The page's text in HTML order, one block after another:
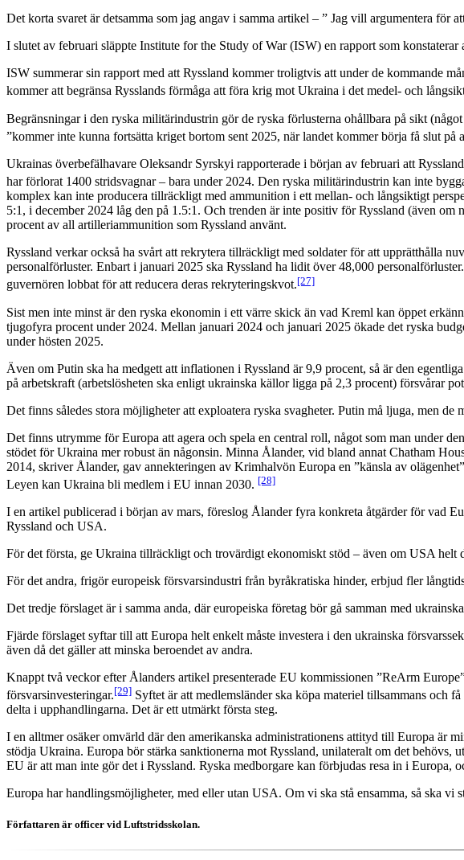
Det korta svaret är detsamma som jag angav i samma artikel – ” Jag vill argumentera
I slutet av februari släppte Institute for the Study of War (ISW) en rapport som
ISW summerar sin rapport med att Ryssland kommer troligtvis att under de kommande
kommer att begränsa Rysslands förmåga att föra krig mot Ukraina i det medel- och
Begränsningar i den ryska militärindustrin gör de ryska förlusterna ohållbara på sikt
”kommer inte kunna fortsätta kriget bortom sent 2025, när landet kommer börja få slut på
Ukrainas överbefälhavare Oleksandr Syrskyi rapporterade i början av februari att
har förlorat 1400 stridsvagnar – bara under 2024. Den ryska militärindustrin kan inte
komplex kan inte producera tillräckligt med ammunition i ett mellan- och långsiktigt
5:1, i december 2024 låg den på 1.5:1. Och trenden är inte positiv för Ryssland (även
procent av all artilleriammunition som Ryssland använt.
Ryssland verkar också ha svårt att rekrytera tillräckligt med soldater för att upprätthålla
personalförluster. Enbart i januari 2025 ska Ryssland ha lidit över 48,000
guvernören lobbat för att reducera deras rekryteringskvot.[27]
Sist men inte minst är den ryska ekonomin i ett värre skick än vad Kreml kan öppet
tjugofyra procent under 2024. Mellan januari 2024 och januari 2025 ökade det ryska
under hösten 2025.
Även om Putin ska ha medgett att inflationen i Ryssland är 9,9 procent, så är den
på arbetskraft (arbetslösheten ska enligt ukrainska källor ligga på 2,3 procent) försvårar
Det finns således stora möjligheter att exploatera ryska svagheter. Putin må ljuga, men
Det finns utrymme för Europa att agera och spela en central roll, något som man under
stödet för Ukraina mer robust än någonsin. Minna Ålander, vid bland annat Chatham
2014, skriver Ålander, gav annekteringen av Krimhalvön Europa en ”känsla av
Leyen kan Ukraina bli medlem i EU innan 2030. [28]
I en artikel publicerad i början av mars, föreslog Ålander fyra konkreta åtgärder för vad
Ryssland och USA.
För det första, ge Ukraina tillräckligt och trovärdigt ekonomiskt stöd – även om USA
För det andra, frigör europeisk försvarsindustri från byråkratiska hinder, erbjud fler
Det tredje förslaget är i samma anda, där europeiska företag bör gå samman med
Fjärde förslaget syftar till att Europa helt enkelt måste investera i den ukrainska
även då det gäller att minska beroendet av andra.
Knappt två veckor efter Ålanders artikel presenterade EU kommissionen ”ReArm
försvarsinvesteringar.[29] Syftet är att medlemsländer ska köpa materiel tillsammans och
delta i upphandlingarna. Det är ett utmärkt första steg.
I en alltmer osäker omvärld där den amerikanska administrationens attityd till Europa är
stödja Ukraina. Europa bör stärka sanktionerna mot Ryssland, unilateralt om det
EU är att man inte gör det i Ryssland. Ryska medborgare kan förbjudas resa in i Europa,
Europa har handlingsmöjligheter, med eller utan USA. Om vi ska stå ensamma, så ska vi
Författaren är officer vid Luftstridsskolan.